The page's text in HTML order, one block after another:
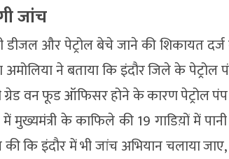
जांच
डीजल और पेट्रोल बेचे जाने की शिकायत
अमोलिया ने बताया कि इंदौर जिले के
वन फूड ऑफिसर होने के कारण पेट्रोल पंप
में मुख्यमंत्री के काफिले की 19 गाडिय़ों में
कि इंदौर में भी जांच अभियान चलाया